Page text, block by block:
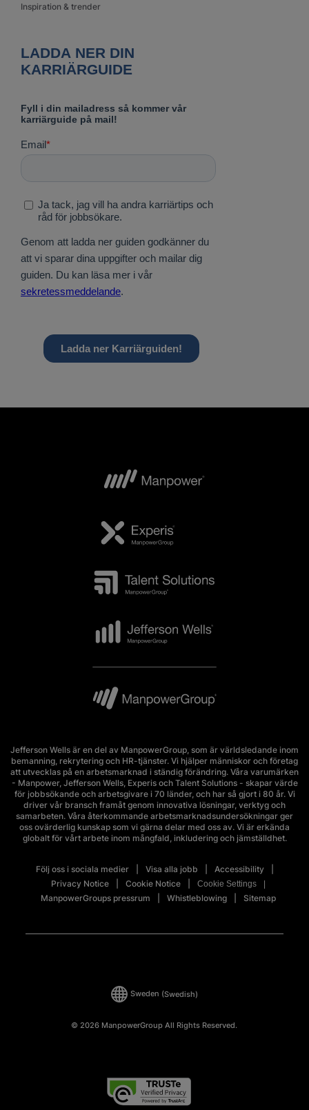
Inspiration & trender
Jefferson Wells är en del av ManpowerGroup, som är världsledande inom
bemanning, rekrytering och HR-tjänster. Vi hjälper människor och företag
att utvecklas på en arbetsmarknad i ständig förändring. Våra varumärken
- Manpower, Jefferson Wells, Experis och Talent Solutions - skapar värde
för jobbsökande och arbetsgivare i 70 länder, och har så gjort i 80 år. Vi
driver vår bransch framåt genom innovativa lösningar, verktyg och
samarbeten. Våra återkommande arbetsmarknadsundersökningar ger
oss ovärderlig kunskap som vi gärna delar med oss av. Vi är erkända
globalt för vårt arbete inom mångfald, inkludering och jämställdhet.
Följ oss i sociala medier Visa alla jobb
Accessibility
Privacy Notice
Cookie Notice Cookie Settings
ManpowerGroups pressrum Whistleblowing Sitemap
© 2026 ManpowerGroup All Rights Reserved.
Sweden (Swedish)